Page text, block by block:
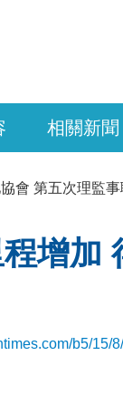
相關新聞
會 第五次理監
增加
b5/15/